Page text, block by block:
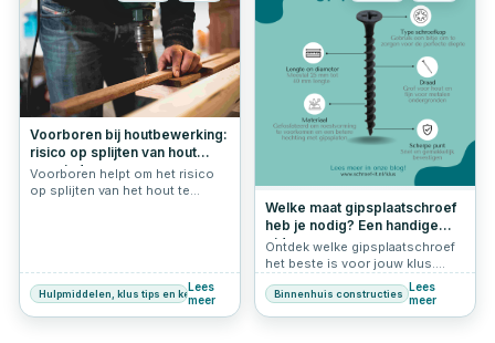
Voorboren bij houtbewerking:
risico op splijten van hout
verminderen
Voorboren helpt om het risico
op splijten van het hout te
de schroef.
Hulpmiddelen, klus tips en keuzehulp
Lees
meer
Welke maat gipsplaatschroef
heb je nodig? Een handige
gids
Ontdek welke gipsplaatschroef
het beste is voor jouw klus.
draadtype, schroefkop en
ondergrond. Handige tips van
Binnenhuis constructies Lees
meer